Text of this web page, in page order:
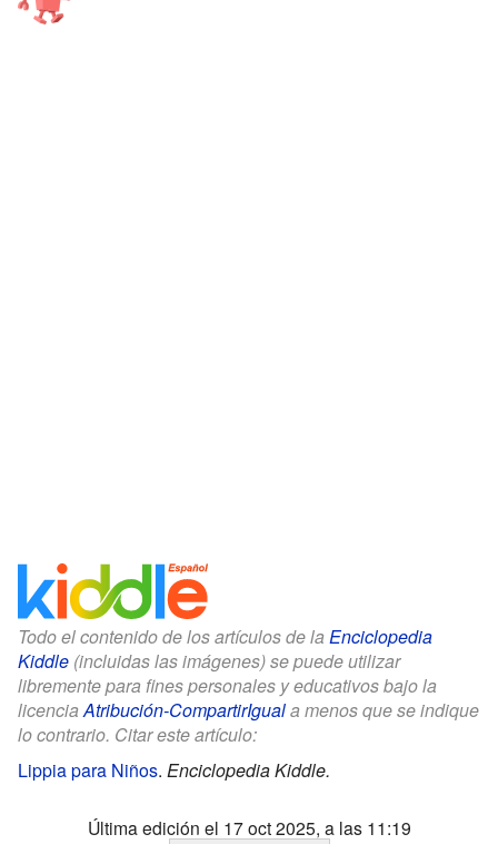
Todo el contenido de los artículos de la Enciclopedia
Kiddle (incluidas las imágenes) se puede utilizar
libremente para fines personales y educativos bajo la
licenciaAtribución-CompartirIguala menos que se indique
lo contrario. Citar este artículo:
Lippia para Niños. Enciclopedia Kiddle.
Última edición el 17 oct 2025, a las 11:19